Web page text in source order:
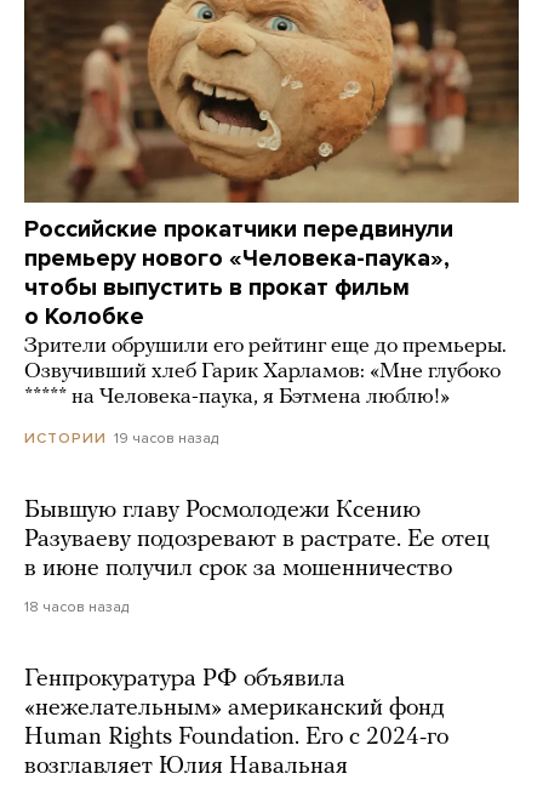
Российские прокатчики передвинули
премьеру нового «Человека-паука»,
чтобы выпустить в прокат фильм
о Колобке
Зрители обрушили его рейтинг еще до премьеры.
Озвучивший хлеб Гарик Харламов: «Мне глубоко
***** на Человека-паука, я Бэтмена люблю!»
ИСТОРИИ 19 часов назад
Бывшую главу Росмолодежи Ксению
Разуваеву подозревают в растрате. Ее отец
в июне получил срок за мошенничество
18 часов назад
Генпрокуратура РФ объявила
«нежелательным» американский фонд
Human Rights Foundation. Его с 2024-го
возглавляет Юлия Навальная